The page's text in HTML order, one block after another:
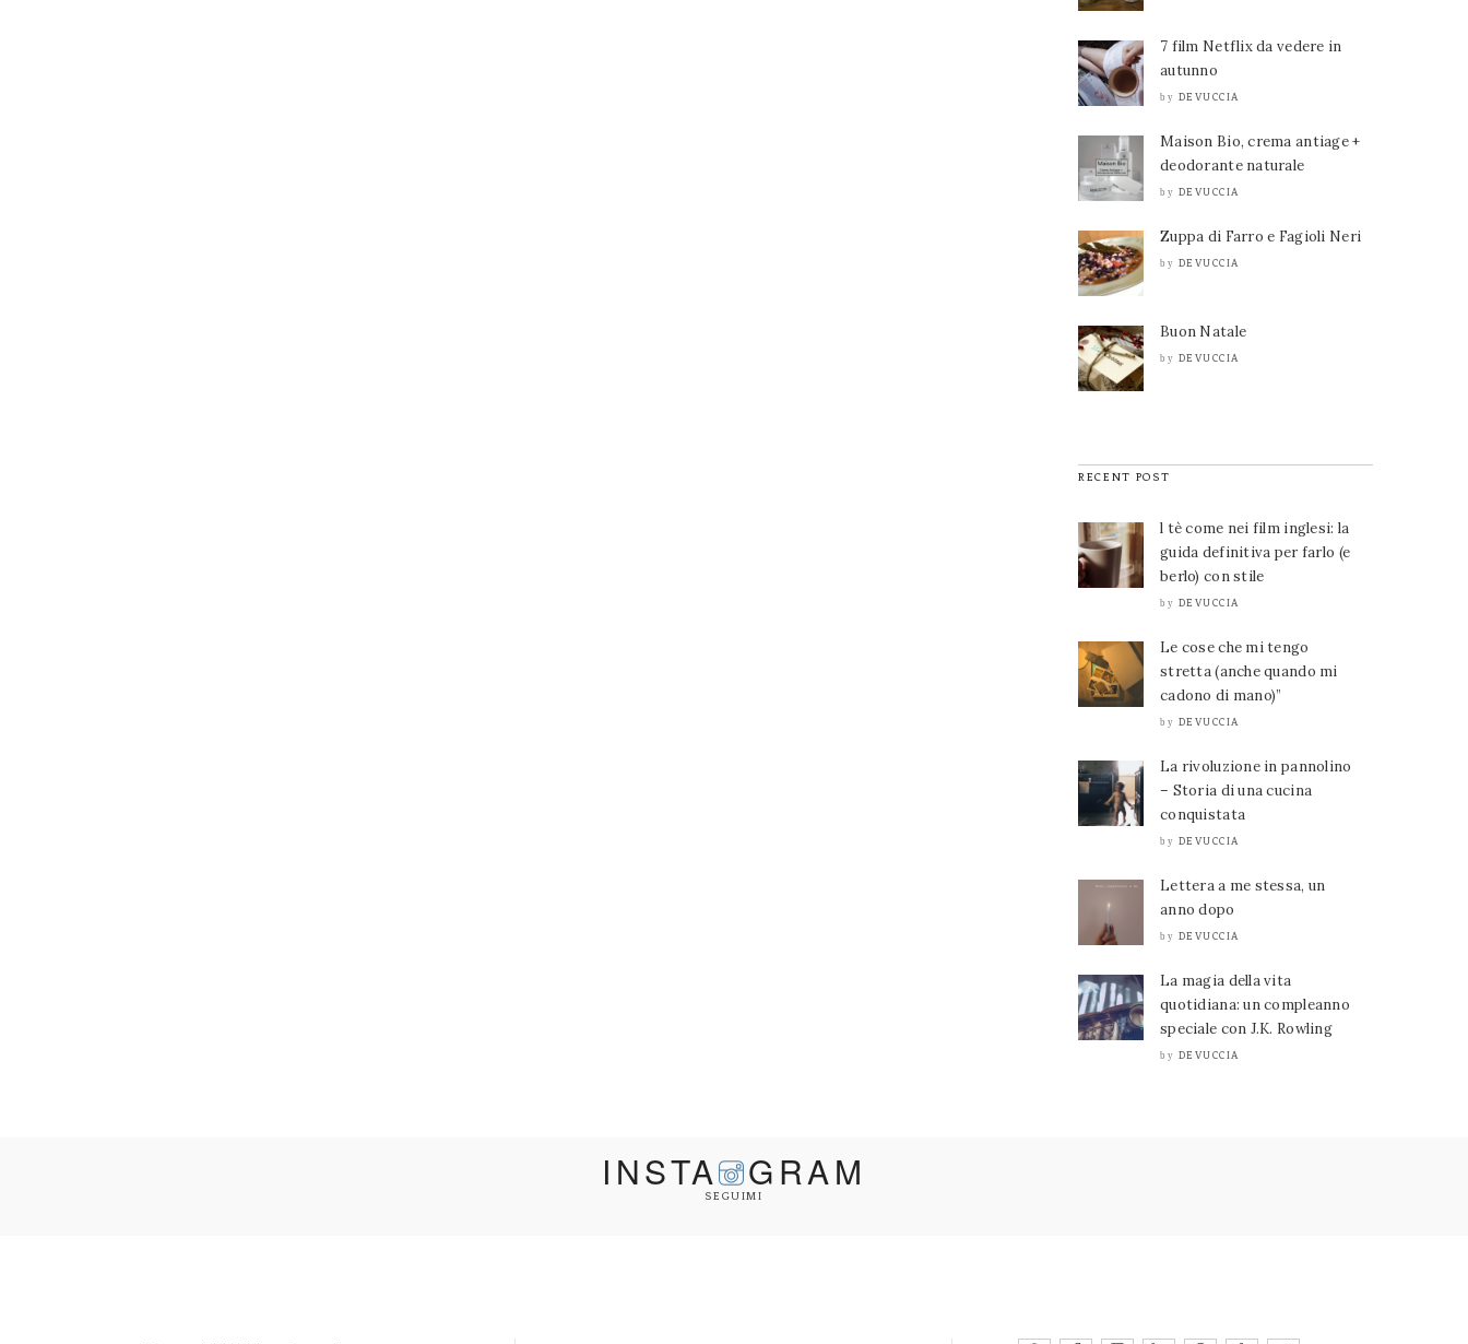
7 film Netflix da vedere in
autunno
by DEVUCCIA
Maison Bio, crema antiage +
deodorante naturale
by DEVUCCIA
Zuppa di Farro e Fagioli Neri
by DEVUCCIA
Buon Natale
by DEVUCCIA
RECENT POST
l tè come nei film inglesi: la
guida definitiva per farlo (e
berlo) con stile
by DEVUCCIA
Le cose che mi tengo
stretta (anche quando mi
cadono di mano)”
by DEVUCCIA
La rivoluzione in pannolino
– Storia di una cucina
conquistata
by DEVUCCIA
Lettera a me stessa, un
anno dopo
by DEVUCCIA
La magia della vita
quotidiana: un compleanno
speciale con J.K. Rowling
by DEVUCCIA
INSTA GRAM
SEGUIMI